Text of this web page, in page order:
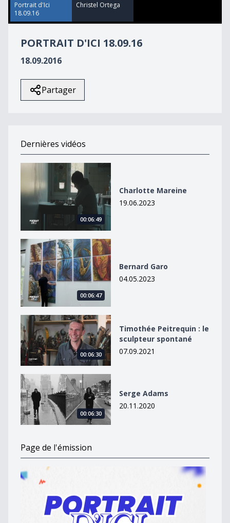
25
seconds
Portrait d'Ici
18.09.16
Christel Ortega
PORTRAIT D'ICI 18.09.16
18.09.2016
Partager
Dernières vidéos
Charlotte Mareine
00:06:49
Charlotte Mareine
19.06.2023
Bernard Garo
00:06:47
Bernard Garo
04.05.2023
Timothée Peitrequin : le sculpteur spontané
00:06:30
Timothée Peitrequin : le
sculpteur spontané
07.09.2021
Serge Adams
00:06:30
Serge Adams
20.11.2020
Page de l'émission